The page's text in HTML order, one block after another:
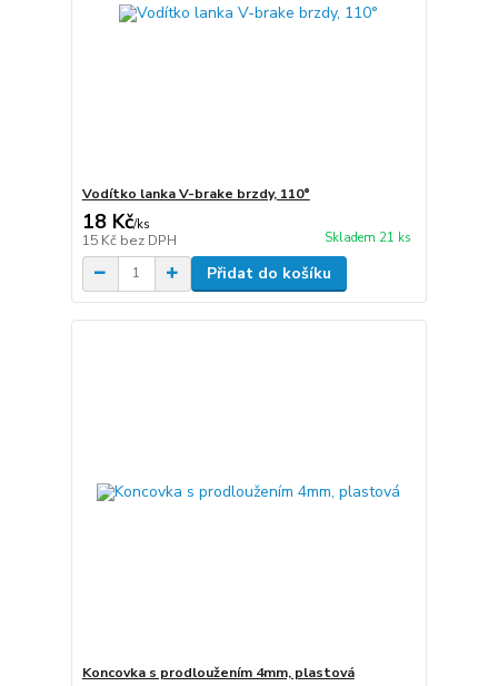
Vodítko lanka V-brake brzdy, 110°
18 Kč/ks
15 Kč bez DPH Skladem 21 ks
Přidat do košíku
Koncovka s prodloužením 4mm, plastová